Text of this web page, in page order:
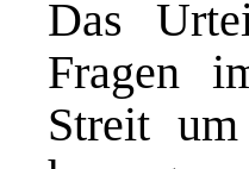
Das
Fragen
Streit